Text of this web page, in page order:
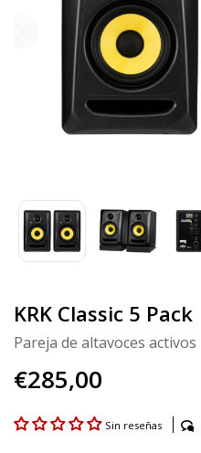
KRK Classic 5 Pack
Pareja de altavoces activos
€285,00
Sin reseñas